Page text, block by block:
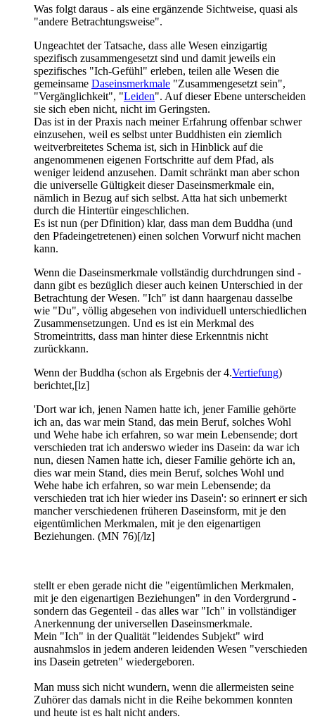
Was folgt daraus - als eine ergänzende Sichtweise, quasi als
"andere Betrachtungsweise".
Ungeachtet der Tatsache, dass alle Wesen einzigartig
spezifisch zusammengesetzt sind und damit jeweils ein
spezifisches "Ich-Gefühl" erleben, teilen alle Wesen die
gemeinsame Daseinsmerkmale "Zusammengesetzt sein",
"Vergänglichkeit", "Leiden". Auf dieser Ebene unterscheiden
sie sich eben nicht, nicht im Geringsten.
Das ist in der Praxis nach meiner Erfahrung offenbar schwer
einzusehen, weil es selbst unter Buddhisten ein ziemlich
weitverbreitetes Schema ist, sich in Hinblick auf die
angenommenen eigenen Fortschritte auf dem Pfad, als
weniger leidend anzusehen. Damit schränkt man aber schon
die universelle Gültigkeit dieser Daseinsmerkmale ein,
nämlich in Bezug auf sich selbst. Atta hat sich unbemerkt
durch die Hintertür eingeschlichen.
Es ist nun (per Dfinition) klar, dass man dem Buddha (und
den Pfadeingetretenen) einen solchen Vorwurf nicht machen
kann.
Wenn die Daseinsmerkmale vollständig durchdrungen sind -
dann gibt es bezüglich dieser auch keinen Unterschied in der
Betrachtung der Wesen. "Ich" ist dann haargenau dasselbe
wie "Du", völlig abgesehen von individuell unterschiedlichen
Zusammensetzungen. Und es ist ein Merkmal des
Stromeintritts, dass man hinter diese Erkenntnis nicht
zurückkann.
Wenn der Buddha (schon als Ergebnis der 4.Vertiefung)
berichtet,[lz]
'Dort war ich, jenen Namen hatte ich, jener Familie gehörte
ich an, das war mein Stand, das mein Beruf, solches Wohl
und Wehe habe ich erfahren, so war mein Lebensende; dort
verschieden trat ich anderswo wieder ins Dasein: da war ich
nun, diesen Namen hatte ich, dieser Familie gehörte ich an,
dies war mein Stand, dies mein Beruf, solches Wohl und
Wehe habe ich erfahren, so war mein Lebensende; da
verschieden trat ich hier wieder ins Dasein': so erinnert er sich
mancher verschiedenen früheren Daseinsform, mit je den
eigentümlichen Merkmalen, mit je den eigenartigen
Beziehungen. (MN 76)[/lz]
stellt er eben gerade nicht die "eigentümlichen Merkmalen,
mit je den eigenartigen Beziehungen" in den Vordergrund -
sondern das Gegenteil - das alles war "Ich" in vollständiger
Anerkennung der universellen Daseinsmerkmale.
Mein "Ich" in der Qualität "leidendes Subjekt" wird
ausnahmslos in jedem anderen leidenden Wesen "verschieden
ins Dasein getreten" wiedergeboren.
Man muss sich nicht wundern, wenn die allermeisten seine
Zuhörer das damals nicht in die Reihe bekommen konnten
und heute ist es halt nicht anders.